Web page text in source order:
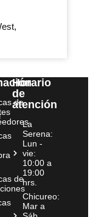
de
de
Horario
de
atención
La
Serena:
Lun -
vie:
10:00 a
19:00
hrs.
Chicureo:
Mar a